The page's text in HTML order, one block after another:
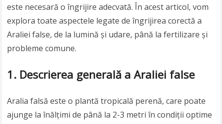
este necesară o îngrijire adecvată. În acest articol, vom
explora toate aspectele legate de îngrijirea corectă a
Araliei false, de la lumină și udare, până la fertilizare și
probleme comune.
1. Descrierea generală a Araliei false
Aralia falsă este o plantă tropicală perenă, care poate
ajunge la înălțimi de până la 2-3 metri în condiții optime